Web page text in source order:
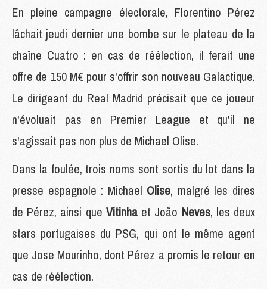
En pleine campagne électorale, Florentino Pérez
lâchait jeudi dernier une bombe sur le plateau de la
chaîne Cuatro : en cas de réélection, il ferait une
offre de 150 M€ pour s'offrir son nouveau Galactique.
Le dirigeant du Real Madrid précisait que ce joueur
n'évoluait pas en Premier League et qu'il ne
s'agissait pas non plus de Michael Olise.
Dans la foulée, trois noms sont sortis du lot dans la
presse espagnole : Michael Olise, malgré les dires
de Pérez, ainsi que Vitinha et João Neves, les deux
stars portugaises du PSG, qui ont le même agent
que Jose Mourinho, dont Pérez a promis le retour en
cas de réélection.